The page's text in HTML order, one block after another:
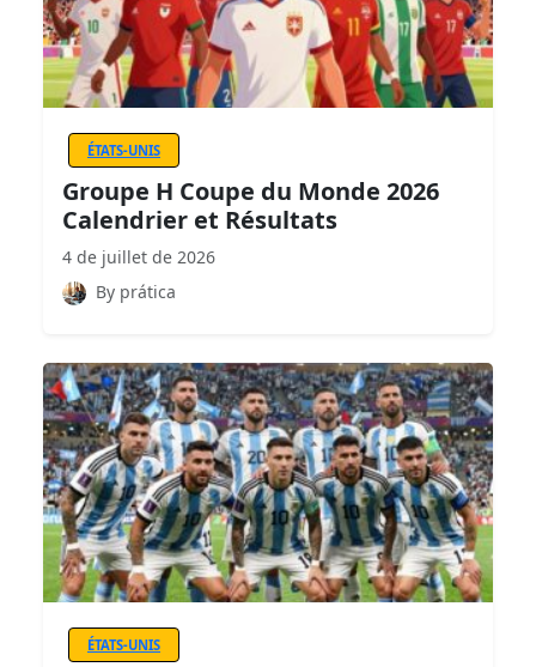
ÉTATS-UNIS
Groupe H Coupe du Monde 2026
Calendrier et Résultats
4 de juillet de 2026
By prática
ÉTATS-UNIS